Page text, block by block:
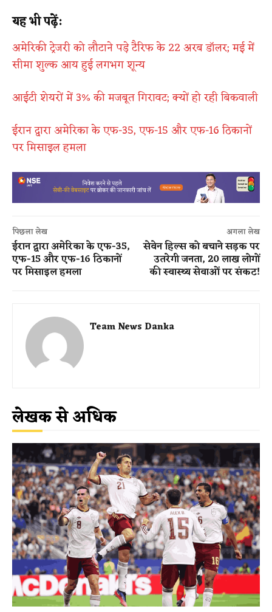
यह भी पढ़ें:
अमेरिकी ट्रेजरी को लौटाने पड़े टैरिफ के 22 अरब डॉलर; मई में
सीमा शुल्क आय हुई लगभग शून्य
आईटी शेयरों में 3% की मजबूत गिरावट; क्यों हो रही बिकवाली
ईरान द्वारा अमेरिका के एफ-35, एफ-15 और एफ-16 ठिकानों
पर मिसाइल हमला
पिछला लेख
ईरान द्वारा अमेरिका के एफ-35,
एफ-15 और एफ-16 ठिकानों
पर मिसाइल हमला
अगला लेख
सेवेन हिल्स को बचाने सड़क पर
उतरेगी जनता, 20 लाख लोगों
की स्वास्थ्य सेवाओं पर संकट!
Team News Danka
लेखक से अधिक